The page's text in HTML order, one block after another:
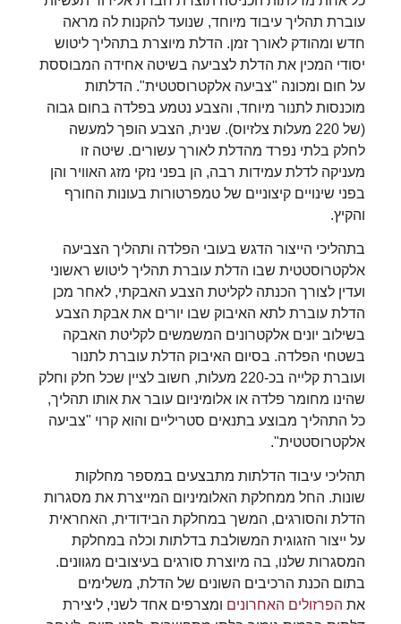
עוברת תהליך עיבוד מיוחד, שנועד להקנות לה מראה
חדש ומהודק לאורך זמן. הדלת מיוצרת בתהליך ליטוש
יסודי המכין את הדלת לצביעה בשיטה אחידה המבוססת
על חום ומכונה "צביעה אלקטרוסטטית". הדלתות
מוכנסות לתנור מיוחד, והצבע נטמע בפלדה בחום גבוה
(של 220 מעלות צלזיוס). שנית, הצבע הופך למעשה
לחלק בלתי נפרד מהדלת לאורך עשורים. שיטה זו
מעניקה לדלת עמידות רבה, הן בפני נזקי מזג האוויר והן
בפני שינויים קיצוניים של טמפרטורות בעונות החורף
בתהליכי הייצור הדגש בעובי הפלדה ותהליך הצביעה
אלקטרוסטטית שבו הדלת עוברת תהליך ליטוש ראשוני
ועדין לצורך הכנתה לקליטת הצבע האבקתי, לאחר מכן
הדלת עוברת לתא האיבוק שבו יורים את אבקת הצבע
בשילוב יונים אלקטרונים המשמשים לקליטת האבקה
בשטחי הפלדה. בסיום האיבוק הדלת עוברת לתנור
ועוברת קלייה בכ-220 מעלות, חשוב לציין שכל חלק וחלק
שהינו מחומר פלדה או אלומיניום עובר את אותו תהליך,
כל התהליך מבוצע בתנאים סטריליים והוא קרוי "צביעה
אלקטרוסטטית".
תהליכי עיבוד הדלתות מתבצעים במספר מחלקות
שונות. החל ממחלקת האלומיניום המייצרת את מסגרות
הדלת והסורגים, המשך במחלקת הבידודית, האחראית
על ייצור הזגוגית המשולבת בדלתות וכלה במחלקת
המסגרות שלנו, בה מיוצרת סורגים בעיצובים מגוונים.
בתום הכנת הרכיבים השונים של הדלת, משלימים
הפרזולים האחרוניםומצרפים אחד לשני, ליצירת